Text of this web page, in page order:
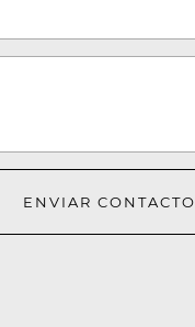
ENVIAR CONTACTO